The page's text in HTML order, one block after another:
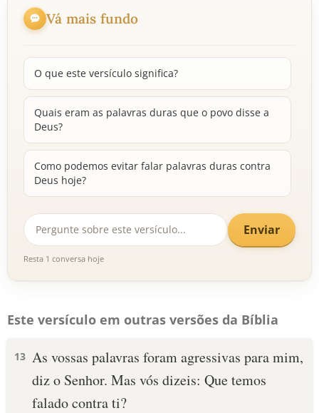
Vá mais fundo
O que este versículo significa?
Quais eram as palavras duras que o povo disse a
Deus?
Como podemos evitar falar palavras duras contra
Deus hoje?
Enviar
Resta 1 conversa hoje
Este versículo em outras versões da Bíblia
13 As vossas palavras foram agressivas para mim,
diz o Senhor. Mas vós dizeis: Que temos
falado contra ti?